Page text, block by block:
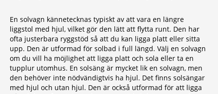
En solvagn kännetecknas typiskt av att vara en längre
liggstol med hjul, vilket gör den lätt att flytta runt. Den har
ofta justerbara ryggstöd så att du kan ligga platt eller sitta
upp. Den är utformad för solbad i full längd. Välj en solvagn
om du vill ha möjlighet att ligga platt och sola eller ta en
tupplur utomhus. En solsäng är mycket lik en solvagn, men
den behöver inte nödvändigtvis ha hjul. Det finns solsängar
med hjul och utan hjul. Den är också utformad för att ligga